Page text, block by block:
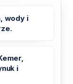
wody i
i